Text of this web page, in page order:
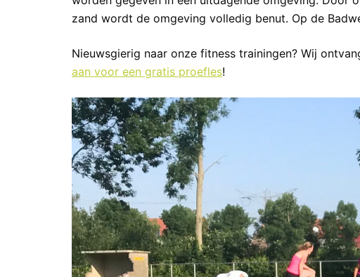
zand wordt de omgeving volledig benut. Op de
Nieuwsgierig naar onze fitness trainingen? Wij
aan voor een gratis proefles!